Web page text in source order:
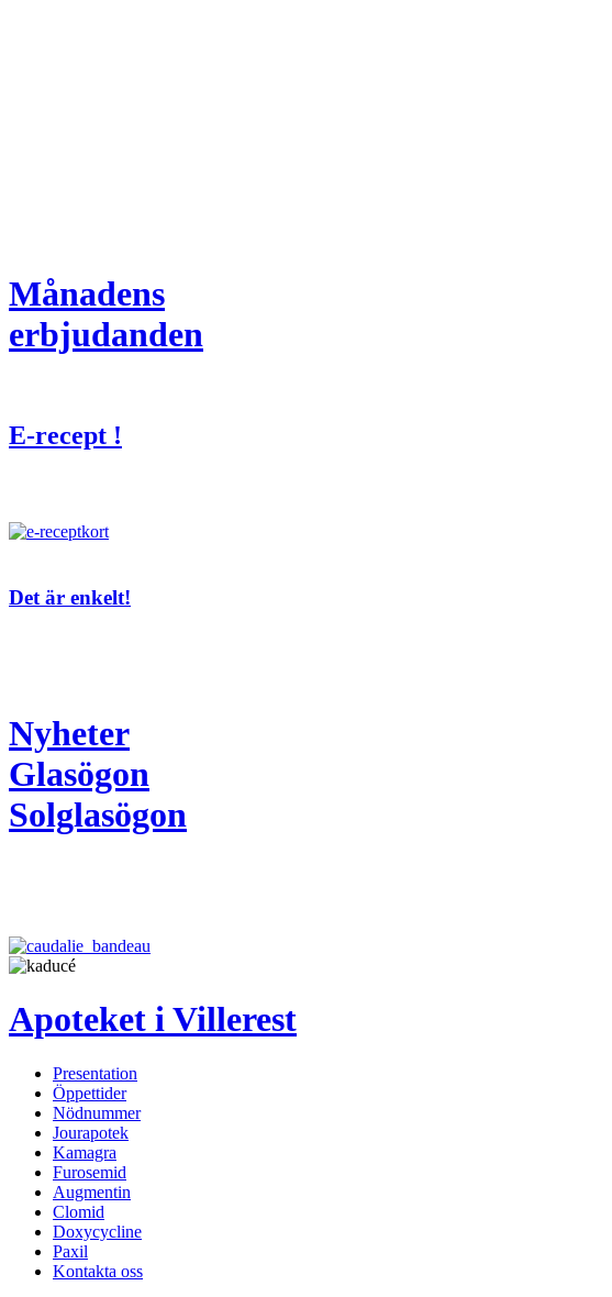
Månadens
erbjudanden
E-recept !
Det är enkelt!
Nyheter
Glasögon
Solglasögon
Apoteket i Villerest
Presentation
Öppettider
Nödnummer
Jourapotek
Kamagra
Furosemid
Augmentin
Clomid
Doxycycline
Paxil
Kontakta oss